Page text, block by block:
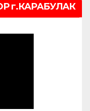
г.КАРАБУЛАК